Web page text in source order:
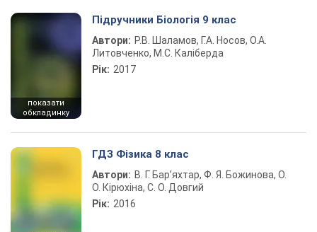
показати
обкладинку
Підручники Біологія 9 клас
Автори: Р.В. Шаламов, Г.А. Носов, О.А.
Литовченко, М.С. Каліберда
Рік: 2017
ГДЗ Фізика 8 клас
Автори: В. Г. Бар’яхтар, Ф. Я. Божинова, О.
О. Кірюхіна, С. О. Довгий
Рік: 2016